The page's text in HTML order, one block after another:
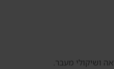
ושיקולי מעבר.